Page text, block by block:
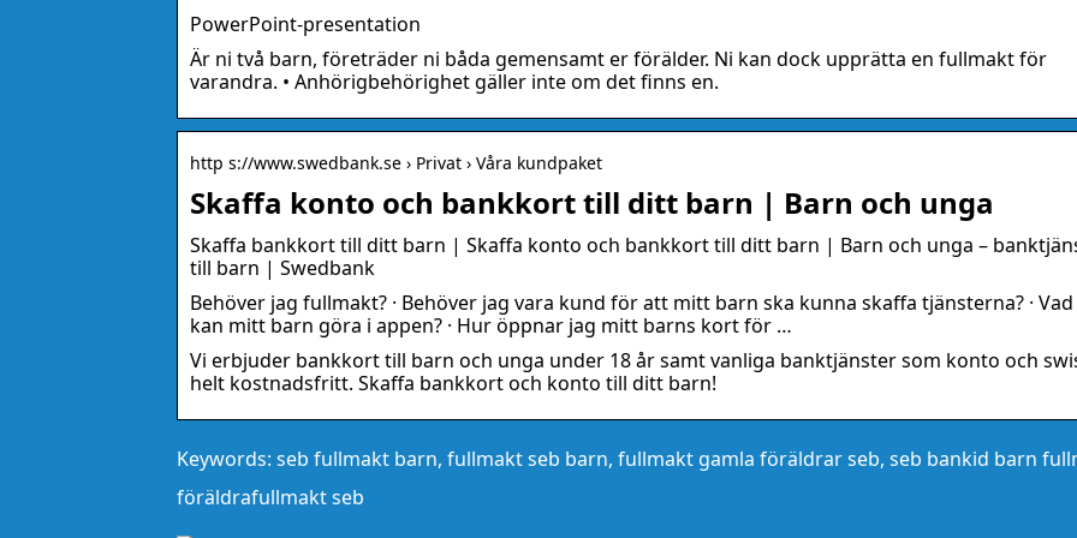
PowerPoint-presentation
Är ni två barn, företräder ni båda gemensamt er förälder. Ni kan dock upprätta en fullmakt för
varandra. • Anhörigbehörighet gäller inte om det finns en.
http s://www.swedbank.se › Privat › Våra kundpaket
Skaffa konto och bankkort till ditt barn | Barn och unga
Skaffa bankkort till ditt barn | Skaffa konto och bankkort till ditt barn | Barn och unga –
till barn | Swedbank
Behöver jag fullmakt? · Behöver jag vara kund för att mitt barn ska kunna skaffa tjänsterna? · Vad
kan mitt barn göra i appen? · Hur öppnar jag mitt barns kort för …
Vi erbjuder bankkort till barn och unga under 18 år samt vanliga banktjänster som konto och
helt kostnadsfritt. Skaffa bankkort och konto till ditt barn!
Keywords: seb fullmakt barn, fullmakt seb barn, fullmakt gamla föräldrar seb, seb bankid barn
föräldrafullmakt seb